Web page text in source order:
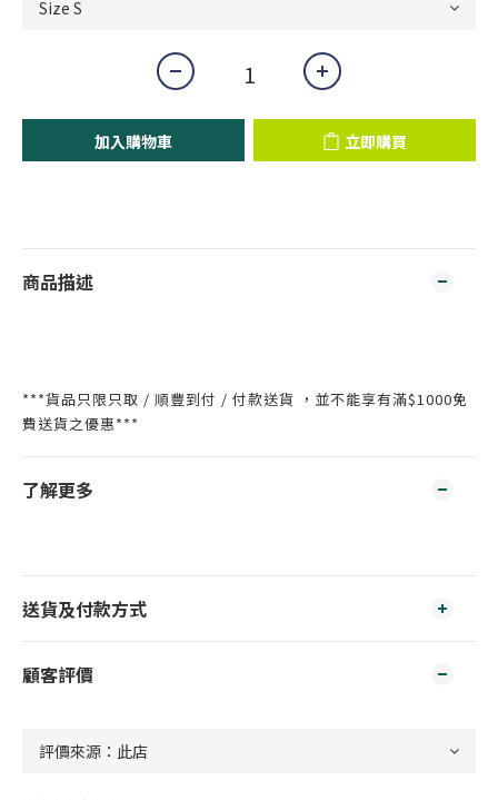
加入購物車 立即購買
商品描述
***貨品只限只取 / 順豐到付 / 付款送貨 ，並不能享有滿$1000免
費送貨之優惠***
了解更多
送貨及付款方式
顧客評價